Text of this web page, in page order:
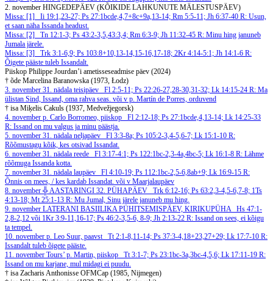
2. november HINGEDEPÄEV (KÕIKIDE LAHKUNUTE MÄLESTUSPÄEV)
Missa: [1]
Ii 19:1,23-27; Ps 27:1bcde,4,7+8c+9a,13-14; Rm 5:5-11; Jh 6:37-40 R: Usun,
et saan näha Issanda headust.
Missa: [2]
Tn 12:1-3; Ps 43:2-3,5,43:3,4; Rm 6:3-9; Jh 11:32-45 R: Minu hing januneb
Jumala järele.
Missa: [3]
Trk 3:1-6,9; Ps 103:8+10,13-14,15-16,17-18; 2Kr 4:14-5:1; Jh 14:1-6 R:
Õigete pääste tuleb Issandalt.
Piiskop Philippe Jourdan’i ametisseseadmise päev (2024)
† õde Marcelina Baranowska (1973, Łodz)
3. november 31. nädala teisipäev Fl 2:5-11; Ps 22:26-27,28-30,31-32; Lk 14:15-24 R: Ma
ülistan Sind, Issand, oma rahva seas. või v p. Martín de Porres, orduvend
† isa Miķelis Cakuls (1937, Medvežjegorsk)
4. november p. Carlo Borromeo, piiskop
Fl 2:12-18; Ps 27:1bcde,4,13-14; Lk 14:25-33
R: Issand on mu valgus ja minu päästja.
5. november 31. nädala neljapäev Fl 3:3-8a; Ps 105:2-3,4-5,6-7; Lk 15:1-10 R:
Rõõmustagu kõik, kes otsivad Issandat.
6. november 31. nädala reede Fl 3:17-4:1; Ps 122:1bc-2,3-4a,4bc-5; Lk 16:1-8 R: Lähme
rõõmuga Issanda kotta.
7. november 31. nädala laupäev Fl 4:10-19; Ps 112:1bc-2,5-6,8ab+9; Lk 16:9-15 R:
Õnnis on mees, / kes kardab Issandat. või v Maarjalaupäev
8. november ╬ AASTARINGI 32. PÜHAPÄEV
Trk 6:12-16; Ps 63:2,3-4,5-6,7-8; 1Ts
4:13-18; Mt 25:1-13 R: Mu Jumal, Sinu järele januneb mu hing.
9. november LATERANI BASIILIKA PÜHITSEMISPÄEV, KIRIKUPÜHA Hs 47:1-
2,8-2,12 või 1Kr 3:9-11,16-17; Ps 46:2-3,5-6, 8-9; Jh 2:13-22 R: Issand on sees, ei kõigu
ta tempel.
10. november p. Leo Suur, paavst Tt 2:1-8,11-14; Ps 37:3-4,18+23,27+29; Lk 17:7-10 R:
Issandalt tuleb õigete pääste.
11. november Tours’ p. Martin, piiskop Tt 3:1-7; Ps 23:1bc-3a,3bc-4,5,6; Lk 17:11-19 R:
Issand on mu karjane, mul midagi ei puudu.
† isa Zacharis Anthonisse OFMCap (1985, Nijmegen)